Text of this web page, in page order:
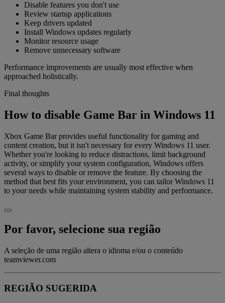
Disable features you don't use
Review startup applications
Keep drivers updated
Install Windows updates regularly
Monitor resource usage
Remove unnecessary software
Performance improvements are usually most effective when
approached holistically.
Final thoughts
How to disable Game Bar in Windows 11
Xbox Game Bar provides useful functionality for gaming and
content creation, but it isn't necessary for every Windows 11 user.
Whether you're looking to reduce distractions, limit background
activity, or simplify your system configuration, Windows offers
several ways to disable or remove the feature. By choosing the
method that best fits your environment, you can tailor Windows 11
to your needs while maintaining system stability and performance.
Por favor, selecione sua região
A seleção de uma região altera o idioma e/ou o conteúdo
teamviewer.com
REGIÃO SUGERIDA